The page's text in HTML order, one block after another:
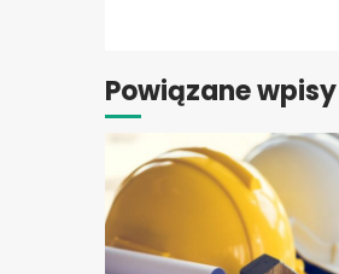
Powiązane wpisy